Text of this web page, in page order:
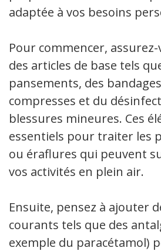
adaptée à vos besoins
Pour commencer, assurez-
des articles de base tels
pansements, des
compresses et du
blessures mineures. Ces
essentiels pour traiter les
ou éraflures qui peuvent
vos activités en plein air.
Ensuite, pensez à ajouter
courants tels que des
exemple du paracétamol)